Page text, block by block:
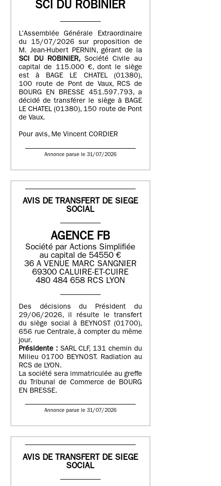
SCI DU ROBINIER
L’Assemblée Générale Extraordinaire
du 15/07/2026 sur proposition de
M. Jean-Hubert PERNIN, gérant de la
SCI DU ROBINIER, Société Civile au
capital de 115.000 €, dont le siège
est à BAGE LE CHATEL (01380),
100 route de Pont de Vaux, RCS de
BOURG EN BRESSE 451.597.793, a
décidé de transférer le siège à BAGE
LE CHATEL (01380), 150 route de Pont
de Vaux.
Pour avis, Me Vincent CORDIER
Annonce parue le 31/07/2026
AVIS DE TRANSFERT DE SIEGE
SOCIAL
AGENCE FB
Société par Actions Simplifiée
au capital de 54550 €
36 A VENUE MARC SANGNIER
69300 CALUIRE-ET-CUIRE
480 484 658 RCS LYON
Des décisions du Président du
29/06/2026, il résulte le transfert
du siège social à BEYNOST (01700),
656 rue Centrale, à compter du même
jour.
Présidente :SARL CLF, 131 chemin du
Milieu 01700 BEYNOST. Radiation au
RCS de LYON.
La société sera immatriculée au greffe
du Tribunal de Commerce de BOURG
EN BRESSE.
Annonce parue le 31/07/2026
AVIS DE TRANSFERT DE SIEGE
SOCIAL